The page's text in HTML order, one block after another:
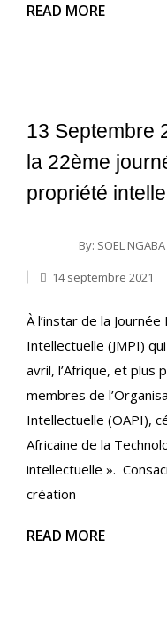
READ MORE
13 Septembre
la 22ème
propriété
By: SOEL NGABA
14 septembre 2021
À l’instar de la
Intellectuelle (JMPI)
avril, l’Afrique, et plus
membres de
Intellectuelle (OAPI),
Africaine de la
intellectuelle ».
création
READ MORE